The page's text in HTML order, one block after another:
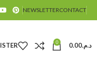
NEWSLETTERCONTACT
0 د.م.0.00